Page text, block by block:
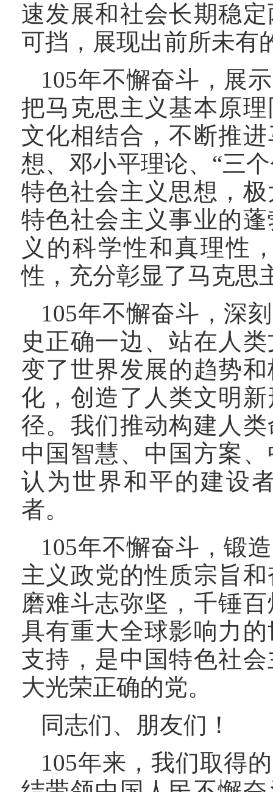
速发展和社会长期稳
可挡，展现出前所未有
105年不懈奋斗，展
把马克思主义基本原
文化相结合，不断推
想、邓小平理论、“三
特色社会主义思想，
特色社会主义事业的
义的科学性和真理性
性，充分彰显了马克思
105年不懈奋斗，深
史正确一边、站在人
变了世界发展的趋势
化，创造了人类文明
径。我们推动构建人
中国智慧、中国方案
认为世界和平的建设
者。
105年不懈奋斗，锻
主义政党的性质宗旨
磨难斗志弥坚，千锤
具有重大全球影响力
支持，是中国特色社
大光荣正确的党。
同志们、朋友们！
105年来，我们取得